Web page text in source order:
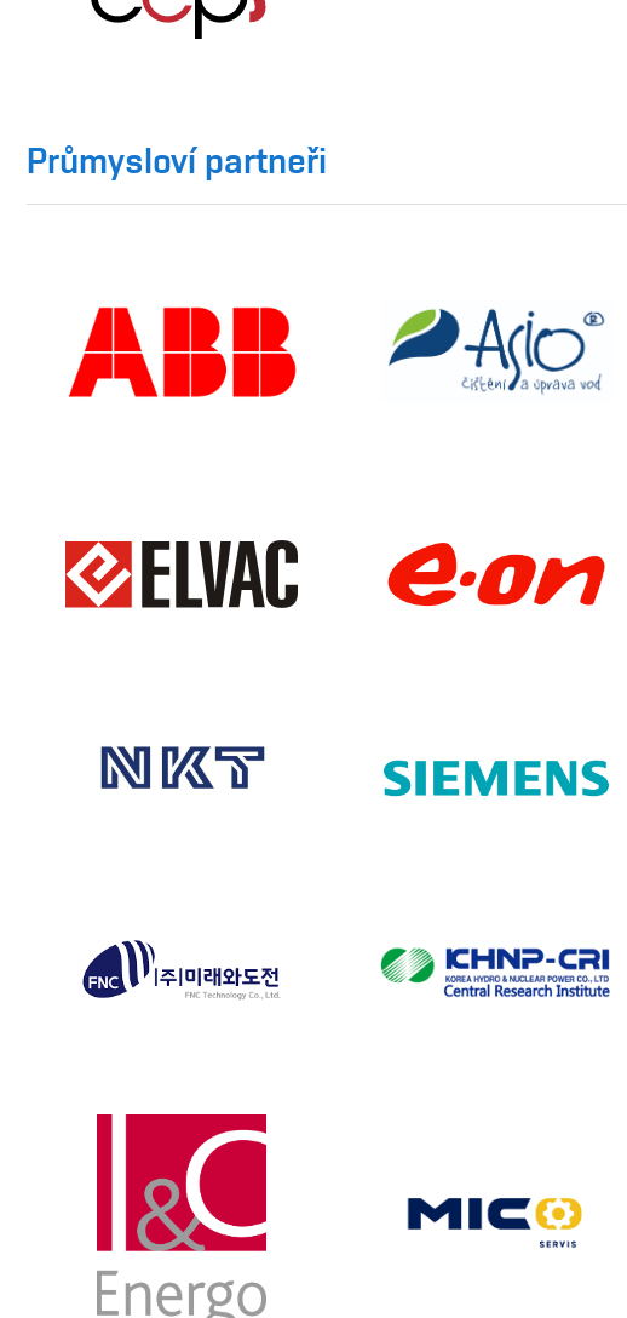
Průmysloví partneři